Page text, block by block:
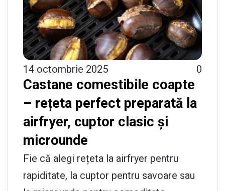
14 octombrie 2025 0
Castane comestibile coapte
– rețeta perfect preparată la
airfryer, cuptor clasic și
microunde
Fie că alegi rețeta la airfryer pentru
rapiditate, la cuptor pentru savoare sau